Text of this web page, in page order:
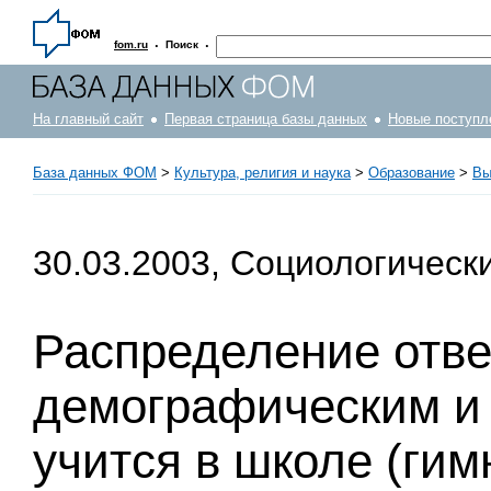
fom.ru · Поиск ·
На главный сайт Первая страница базы данных Новые
База данных ФОМ > Культура, религия и наука> Образование >
30.03.2003,
Распределение
демографическим
учится в школе